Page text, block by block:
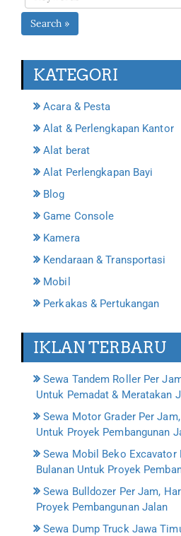
Search »
KATEGORI
Acara & Pesta
Alat & Perlengkapan Kantor
Alat berat
Alat Perlengkapan Bayi
Blog
Game Console
Kamera
Kendaraan & Transportasi
Mobil
Perkakas & Pertukangan
IKLAN TERBARU
Sewa Tandem Roller Per
Untuk Pemadat & Meratakan
Sewa Motor Grader Per
Untuk Proyek Pembangunan
Sewa Mobil Beko Excavator
Bulanan Untuk Proyek
Sewa Bulldozer Per Jam,
Proyek Pembangunan Jalan
Sewa Dump Truck Jawa